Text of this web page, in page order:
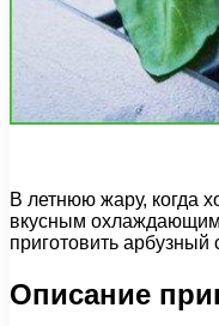
В летнюю жару, когда
вкусным
приготовить
Описание